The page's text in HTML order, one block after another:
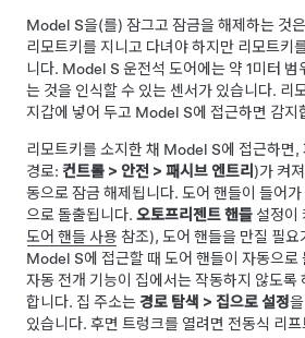
Model S을(를) 잠그고 잠금을 해제하는 것
리모트키를 지니고 다녀야 하지만 리모트키
니다. Model S 운전석 도어에는 약 1미터 범
는 것을 인식할 수 있는 센서가 있습니다. 리
지갑에 넣어 두고 Model S에 접근하면 감지
리모트키를 소지한 채 Model S에 접근하면,
경로: 컨트롤 > 안전 > 패시브 엔트리)가 켜
동으로 잠금 해제됩니다. 도어 핸들이 들어
으로 돌출됩니다. 오토프리젠트 핸들 설정이
도어 핸들 사용 참조), 도어 핸들을 만질 필요
Model S에 접근할 때 도어 핸들이 자동으
자동 전개 기능이 집에서는 작동하지 않도록
합니다. 집 주소는경로 탐색 > 집으로 설정
있습니다. 후면 트렁크를 열려면 전동식 리